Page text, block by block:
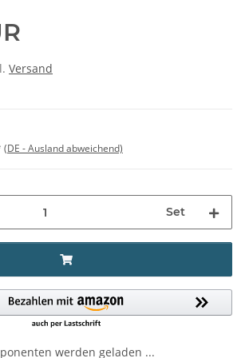
Versand
(DE - Ausland abweichend)
Set
werden geladen ...